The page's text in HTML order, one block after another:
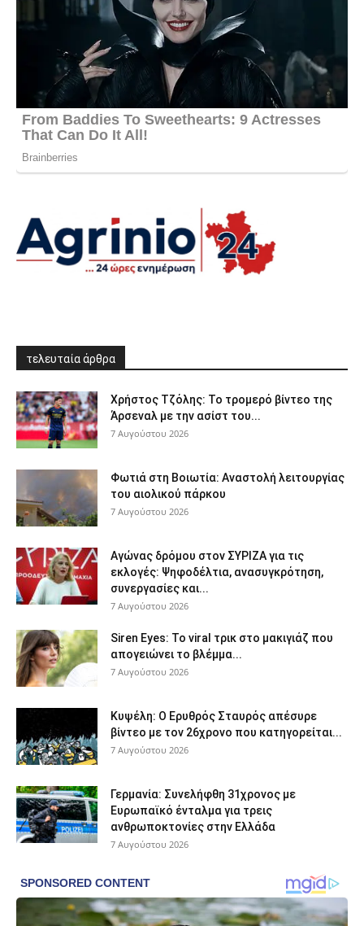
τελευταία άρθρα
Χρήστος Τζόλης: Το τρομερό βίντεο της
Άρσεναλ με την ασίστ του...
7 Αυγούστου 2026
Φωτιά στη Βοιωτία: Αναστολή λειτουργίας
του αιολικού πάρκου
7 Αυγούστου 2026
Αγώνας δρόμου στον ΣΥΡΙΖΑ για τις
εκλογές: Ψηφοδέλτια, ανασυγκρότηση,
συνεργασίες και...
7 Αυγούστου 2026
Siren Eyes: Το viral τρικ στο μακιγιάζ που
απογειώνει το βλέμμα...
7 Αυγούστου 2026
Κυψέλη: Ο Ερυθρός Σταυρός απέσυρε
βίντεο με τον 26χρονο που κατηγορείται...
7 Αυγούστου 2026
Γερμανία: Συνελήφθη 31χρονος με
Ευρωπαϊκό ένταλμα για τρεις
ανθρωποκτονίες στην Ελλάδα
7 Αυγούστου 2026